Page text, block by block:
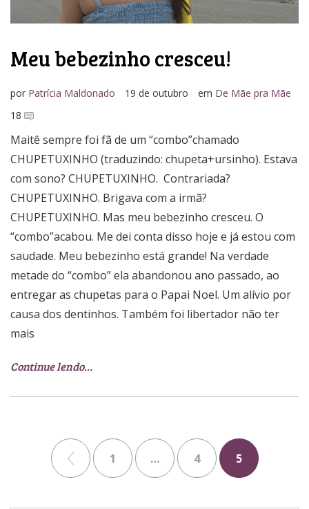
Meu bebezinho cresceu!
por Patrícia Maldonado 19 de outubro em De Mãe pra Mãe
18
Maitê sempre foi fã de um “combo”chamado
CHUPETUXINHO (traduzindo: chupeta+ursinho). Estava
com sono? CHUPETUXINHO. Contrariada?
CHUPETUXINHO. Brigava com a irmã?
CHUPETUXINHO. Mas meu bebezinho cresceu. O
“combo”acabou. Me dei conta disso hoje e já estou com
saudade. Meu bebezinho está grande! Na verdade
metade do “combo” ela abandonou ano passado, ao
entregar as chupetas para o Papai Noel. Um alívio por
causa dos dentinhos. Também foi libertador não ter
mais
Continue lendo…
1 … 4 5